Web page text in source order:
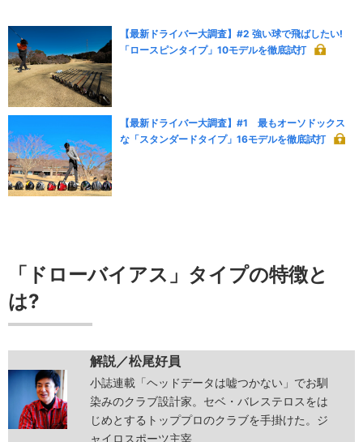
【最新ドライバー大調査】#2 強い球で飛ばしたい!
「ロースピンタイプ」10モデルを徹底試打
【最新ドライバー大調査】#1 最もオーソドックス
な「スタンダードタイプ」16モデルを徹底試打
「ドローバイアス」タイプの特徴と
は?
解説／松尾好員
小誌連載「ヘッドデータは嘘つかない」でお馴
染みのクラブ設計家。セベ・バレステロスをは
じめとするトッププロのクラブを手掛けた。ジ
ャイロスポーツ主宰